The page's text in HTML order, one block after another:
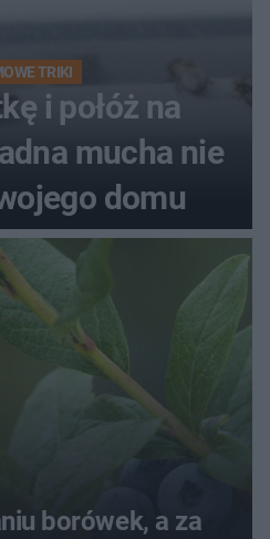
TRIKI
i połóż na
mucha nie
domu
borówek, a za